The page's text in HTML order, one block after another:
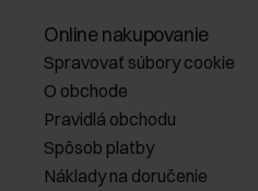
Online nakupovanie
Spravovať súbory cookie
O obchode
Pravidlá obchodu
Spôsob platby
Náklady na doručenie